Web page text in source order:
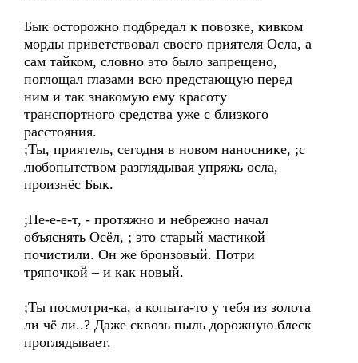
Бык осторожно подбредал к повозке, кивком
морды приветствовал своего приятеля Осла, а
сам тайком, словно это было запрещено,
поглощал глазами всю предстающую перед
ним и так знакомую ему красоту
транспортного средства уже с близкого
расстояния.
;Ты, приятель, сегодня в новом наноснике, ;с
любопытством разглядывая упряжь осла,
произнёс Бык.
;Не-е-е-т, - протяжно и небрежно начал
объяснять Осёл, ; это старый мастикой
почистили. Он же бронзовый. Потри
тряпочкой – и как новый.
;Ты посмотри-ка, а копыта-то у тебя из золота
ли чё ли..? Даже сквозь пыль дорожную блеск
проглядывает.